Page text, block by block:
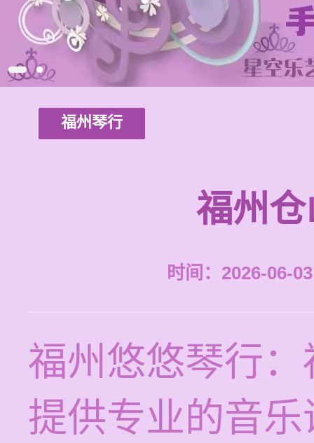
福州琴行
福州
时间：2026-06-
福州悠悠琴行
提供专业的音